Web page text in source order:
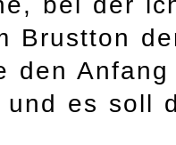
Brustton
den
es soll